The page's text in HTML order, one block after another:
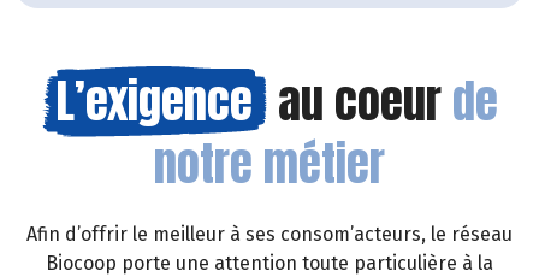
L’exigence au coeurde
notre métier
Afin d’offrir le meilleur à ses consom’acteurs, le réseau
Biocoop porte une attention toute particulière à la